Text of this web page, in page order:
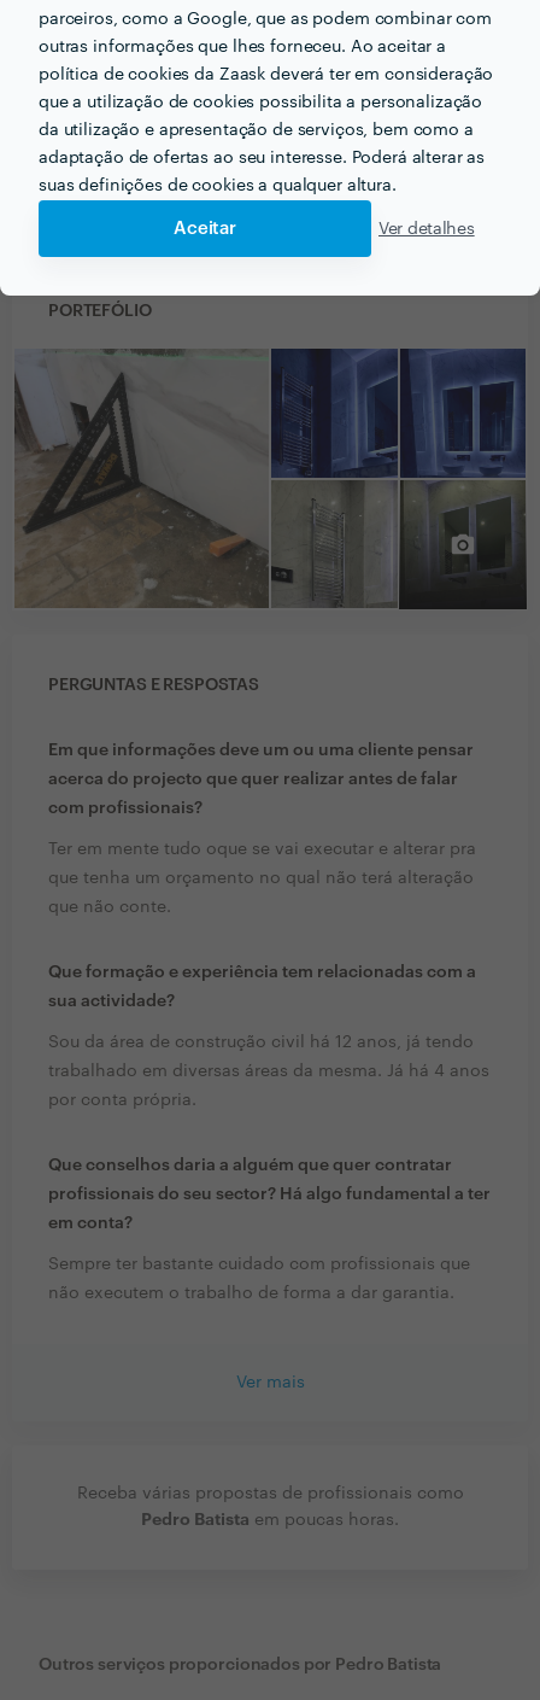
parceiros, como a Google, que as podem combinar com
outras informações que lhes forneceu. Ao aceitar a
política de cookies da Zaask deverá ter em consideração
que a utilização de cookies possibilita a personalização
da utilização e apresentação de serviços, bem como a
adaptação de ofertas ao seu interesse. Poderá alterar as
suas definições de cookies a qualquer altura.
Aceitar Ver detalhes
x 2 vezes Profissional de Excelência
🔥 Uau! Encontrou um/a Profissional de
Excelência. Este perfil obteve a maior
PORTEFÓLIO
PERGUNTAS E RESPOSTAS
Em que informações deve um ou uma cliente pensar
acerca do projecto que quer realizar antes de falar
com profissionais?
Ter em mente tudo oque se vai executar e alterar pra
que tenha um orçamento no qual não terá alteração
que não conte.
Que formação e experiência tem relacionadas com a
sua actividade?
Sou da área de construção civil há 12 anos, já tendo
trabalhado em diversas áreas da mesma. Já há 4 anos
por conta própria.
Que conselhos daria a alguém que quer contratar
profissionais do seu sector? Há algo fundamental a ter
em conta?
Sempre ter bastante cuidado com profissionais que
não executem o trabalho de forma a dar garantia.
Ver mais
Receba várias propostas de profissionais como
Pedro Batista em poucas horas.
Outros serviços proporcionados por Pedro Batista